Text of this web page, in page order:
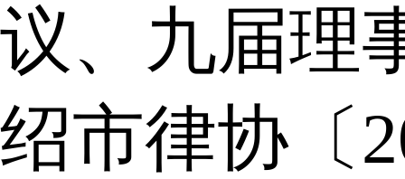
议、九届理
绍市律协〔